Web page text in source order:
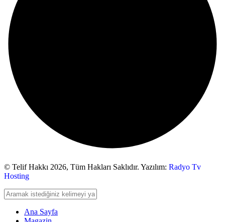
© Telif Hakkı 2026, Tüm Hakları Saklıdır. Yazılım: Radyo Tv
Hosting
Ana Sayfa